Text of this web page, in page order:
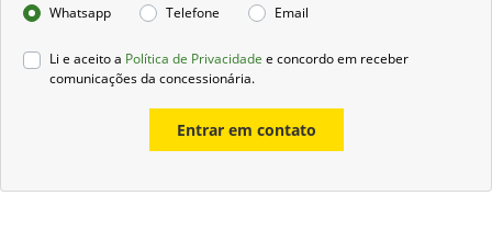
Whatsapp Telefone Email
Li e aceito a Política de Privacidade e concordo em receber
comunicações da concessionária.
Entrar em contato